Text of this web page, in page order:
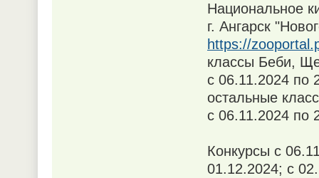
Национальное
г. Ангарск
https://
классы Беби,
с 06.11.2024 по
остальные
с 06.11.2024 по
Конкурсы с
01.12.2024; с